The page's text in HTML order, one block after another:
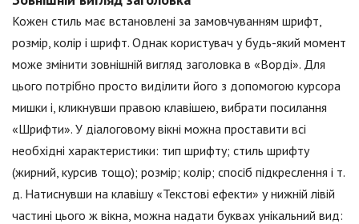
Кожен стиль має встановлені за замовчуванням шрифт,
розмір, колір і шрифт. Однак користувач у будь-який момент
може змінити зовнішній вигляд заголовка в «Ворді». Для
цього потрібно просто виділити його з допомогою курсора
мишки і, кликнувши правою клавішею, вибрати посилання
«Шрифти». У діалоговому вікні можна проставити всі
необхідні характеристики: тип шрифту; стиль шрифту
(жирний, курсив тощо); розмір; колір; спосіб підкреслення і т.
д. Натиснувши на клавішу «Текстові ефекти» у нижній лівій
частині цього ж вікна, можна надати буквах унікальний вид: